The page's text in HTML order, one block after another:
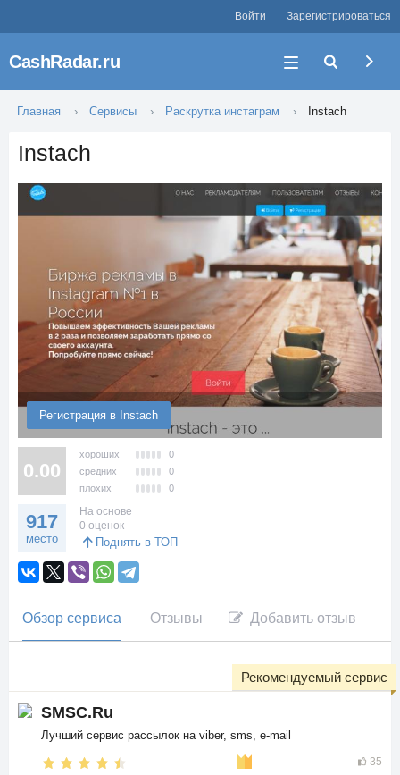
Войти Зарегистрироваться
CashRadar.ru
Главная Сервисы Раскрутка инстаграм Instach
Instach
Регистрация в Instach
0.00
хороших
0
средних
0
плохих
0
917
место
На основе
0 оценок
Поднять в ТОП
Обзор сервиса Отзывы Добавить отзыв
SMSC.Ru
Лучший сервис рассылок на viber, sms, e-mail
35
Рекомендуемый сервис